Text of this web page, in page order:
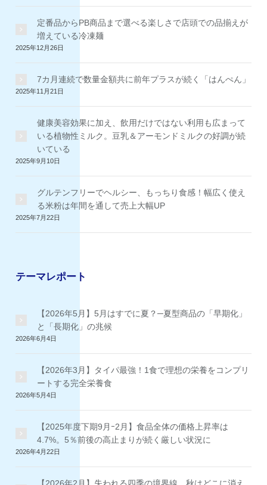
定番品からPB商品まで選べる楽しさで店頭での品揃えが
増えている冷凍麺
2025年12月26日
7カ月連続で数量金額共に前年プラスが続く「はんぺん」
2025年11月21日
健康美容効果に加え、飲用だけではない利用も広まって
いる植物性ミルク。豆乳＆アーモンドミルクの好調が続
いている
2025年9月10日
グルテンフリーでヘルシー、もっちり食感！幅広く使え
る米粉は年間を通して売上大幅UP
2025年7月22日
テーマレポート
【2026年5月】5月はすでに夏？─夏型商品の「早期化」
と「長期化」の兆候
2026年6月4日
【2026年3月】タイパ最強！1食で理想の栄養をコンプリ
ートする完全栄養食
2026年5月4日
【2025年度下期9月ｰ2月】食品全体の価格上昇率は
4.7%。5％前後の高止まりが続く厳しい状況に
2026年4月22日
【2026年2月】失われる四季の境界線 秋はどこに消え